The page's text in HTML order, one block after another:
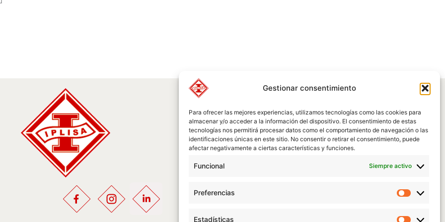
Gestionar consentimiento
Para ofrecer las mejores experiencias, utilizamos tecnologías como las cookies para
almacenar y/o acceder a la información del dispositivo. El consentimiento de estas
tecnologías nos permitirá procesar datos como el comportamiento de navegación o las
identificaciones únicas en este sitio. No consentir o retirar el consentimiento, puede
afectar negativamente a ciertas características y funciones.
Funcional Siempre activo
Preferencias
Estadísticas